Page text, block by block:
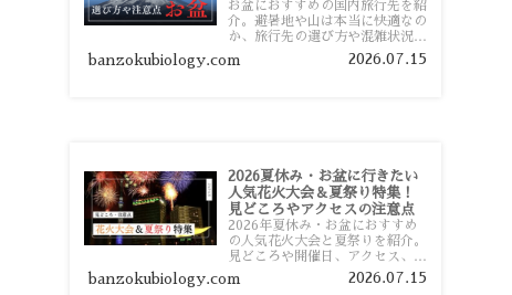
お盆におすすめの国内旅行先を紹
介。避暑地や山は本当に快適なの
か、旅行先の選び方や混雑状況、
注意点、比較的混雑を避けやすい
おすすめスポットまで旅行前に役
banzokubiology.com 2026.07.15
2026夏休み・お盆に行きたい
人気花火大会＆夏祭り特集！
見どころやアクセスの注意点
2026年夏休み・お盆におすすめ
の人気花火大会と夏祭りを紹介。
見どころや開催日、アクセス、混
雑対策、旅行前に知っておきたい
注意点をわかりやすく解説しま
banzokubiology.com 2026.07.15